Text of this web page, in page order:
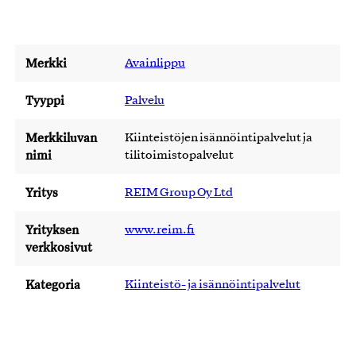
Merkki Avainlippu
Tyyppi Palvelu
Merkkiluvan
nimi
Kiinteistöjen isännöintipalvelut ja
tilitoimistopalvelut
Yritys REIM Group Oy Ltd
Yrityksen
verkkosivut
www.reim.fi
Kategoria Kiinteistö- ja isännöintipalvelut